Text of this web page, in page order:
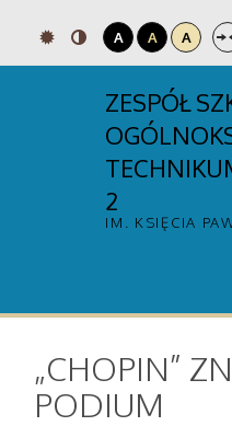
A A A
ZESPÓŁ
2
IM. KSIĘCIA
„CHOPIN”
PODIUM